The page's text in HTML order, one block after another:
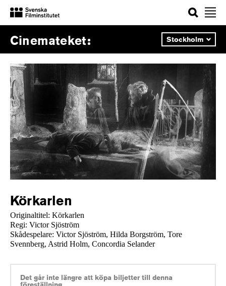
Sök
Cinemateket
Välj
stad:
Körkarlen
Originaltitel: Körkarlen
Regi: Victor Sjöström
Skådespelare: Victor Sjöström, Hilda Borgström, Tore
Svennberg, Astrid Holm, Concordia Selander
Det går inte längre att köpa biljetter till denna